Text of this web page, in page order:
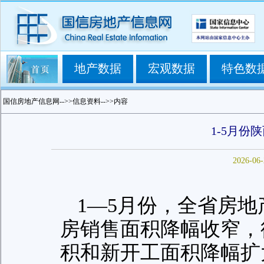
地产数据 宏观数据 特色数
国信房地产信息网-->>信息资料-->>内容
1-5月份
2026-
1—5月份，全省房地
房销售面积降幅收窄
积和新开工面积降幅